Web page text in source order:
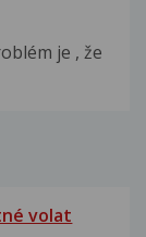
je , že
volat